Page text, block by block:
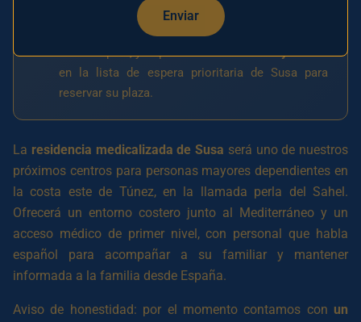
desarrollo para 2026. Por ahora atendemos a las
familias a través de nuestro centro asociado en
Túnez capital, ya operativo.Inscríbase hoy mismo
en la lista de espera prioritaria de Susa para
reservar su plaza.
La residencia medicalizada de Susa será uno de nuestros
próximos centros para personas mayores dependientes en
la costa este de Túnez, en la llamada perla del Sahel.
Ofrecerá un entorno costero junto al Mediterráneo y un
acceso médico de primer nivel, con personal que habla
español para acompañar a su familiar y mantener
informada a la familia desde España.
Aviso de honestidad: por el momento contamos con un
Enviar